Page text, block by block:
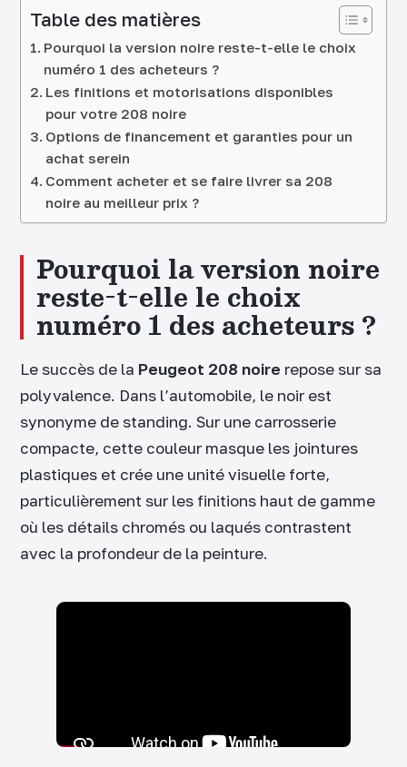
Table des matières
Pourquoi la version noire reste-t-elle le choix
numéro 1 des acheteurs ?
Les finitions et motorisations disponibles
pour votre 208 noire
Options de financement et garanties pour un
achat serein
Comment acheter et se faire livrer sa 208
noire au meilleur prix ?
Pourquoi la version noire
reste-t-elle le choix
numéro 1 des acheteurs ?
Le succès de la Peugeot 208 noire repose sur sa
polyvalence. Dans l’automobile, le noir est
synonyme de standing. Sur une carrosserie
compacte, cette couleur masque les jointures
plastiques et crée une unité visuelle forte,
particulièrement sur les finitions haut de gamme
où les détails chromés ou laqués contrastent
avec la profondeur de la peinture.